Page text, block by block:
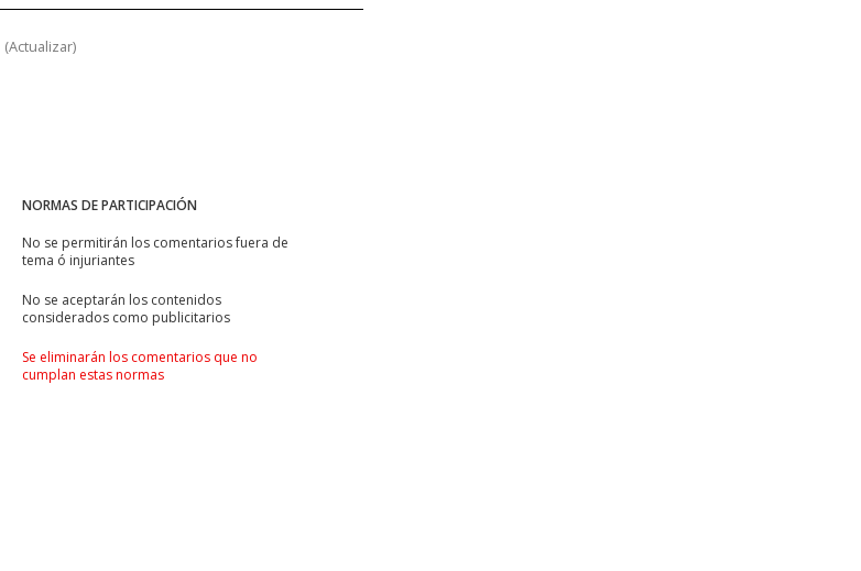
(Actualizar)
NORMAS DE PARTICIPACIÓN
No se permitirán los comentarios fuera de
tema ó injuriantes
No se aceptarán los contenidos
considerados como publicitarios
Se eliminarán los comentarios que no
cumplan estas normas